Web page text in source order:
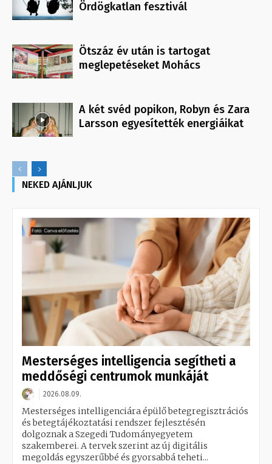
Ördögkatlan fesztivál
Ötszáz év után is tartogat
meglepetéseket Mohács
A két svéd popikon, Robyn és Zara
Larsson egyesítették energiáikat
NEKED AJÁNLJUK
Mesterséges intelligencia segítheti a
meddőségi centrumok munkáját
2026.08.09.
Mesterséges intelligenciára épülő betegregisztrációs
és betegtájékoztatási rendszer fejlesztésén
dolgoznak a Szegedi Tudományegyetem
szakemberei. A tervek szerint az új digitális
megoldás egyszerűbbé és gyorsabbá teheti...